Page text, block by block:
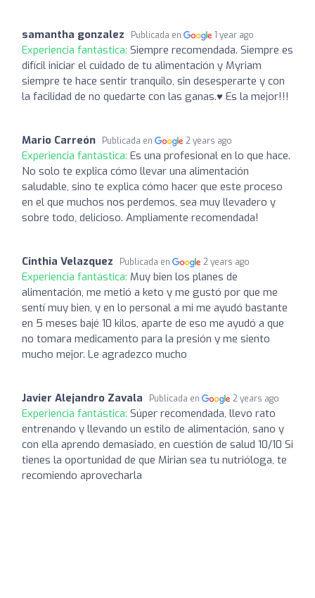
samantha gonzalez Publicada en 1 year ago
Experiencia fantástica: Siempre recomendada. Siempre es
difícil iniciar el cuidado de tu alimentación y Myriam
siempre te hace sentir tranquilo, sin desesperarte y con
la facilidad de no quedarte con las ganas.♥️ Es la mejor!!!
Mario Carreón Publicada en 2 years ago
Experiencia fantástica: Es una profesional en lo que hace.
No solo te explica cómo llevar una alimentación
saludable, sino te explica cómo hacer que este proceso
en el que muchos nos perdemos, sea muy llevadero y
sobre todo, delicioso. Ampliamente recomendada!
Cinthia Velazquez Publicada en 2 years ago
Experiencia fantástica: Muy bien los planes de
alimentación, me metió a keto y me gustó por que me
sentí muy bien, y en lo personal a mi me ayudó bastante
en 5 meses bajé 10 kilos, aparte de eso me ayudó a que
no tomara medicamento para la presión y me siento
mucho mejor. Le agradezco mucho
Javier Alejandro Zavala Publicada en 2 years ago
Experiencia fantástica: Súper recomendada, llevo rato
entrenando y llevando un estilo de alimentación, sano y
con ella aprendo demasiado, en cuestión de salud 10/10 Si
tienes la oportunidad de que Mirian sea tu nutrióloga, te
recomiendo aprovecharla